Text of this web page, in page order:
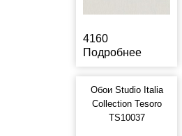
4160
Подробнее
Обои Studio Italia
Collection Tesoro
TS10037